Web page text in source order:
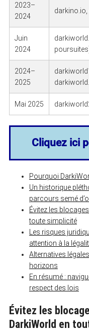
2023–
2024
darkino.io,
Juin
2024
2024–
2025
Mai 2025
Cliquez ici
Pourquoi
Un historique
parcours semé
Évitez les
toute simplicité
Les risques
attention à la
Alternatives
horizons
En résumé :
respect des lois
Évitez les
DarkiWorld en